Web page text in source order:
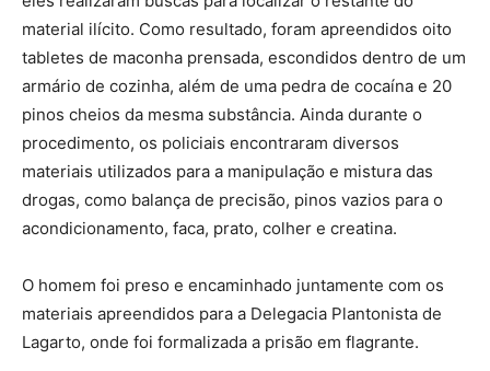
material ilícito. Como resultado, foram apreendidos oito
tabletes de maconha prensada, escondidos dentro de um
armário de cozinha, além de uma pedra de cocaína e 20
pinos cheios da mesma substância. Ainda durante o
procedimento, os policiais encontraram diversos
materiais utilizados para a manipulação e mistura das
drogas, como balança de precisão, pinos vazios para o
acondicionamento, faca, prato, colher e creatina.
O homem foi preso e encaminhado juntamente com os
materiais apreendidos para a Delegacia Plantonista de
Lagarto, onde foi formalizada a prisão em flagrante.